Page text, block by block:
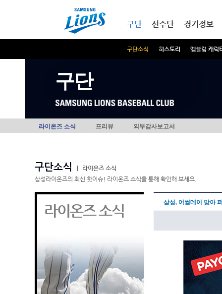
구단
구단소식 히스토리 엠블럼 캐릭
선수단 경기정보
구단
라이온즈 소식 프리뷰 외부감사보고서
구단소식
라이온즈 소식
삼성라이온즈의 최신 핫이슈! 라이온즈 소식을 통해 확인해 보세요.
라이온즈 소식 삼성, 어썸데이 맞아